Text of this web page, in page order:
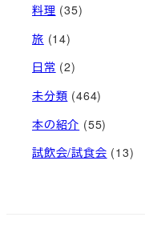
料理 (35)
旅 (14)
日常 (2)
未分類 (464)
本の紹介 (55)
試飲会/試食会 (13)